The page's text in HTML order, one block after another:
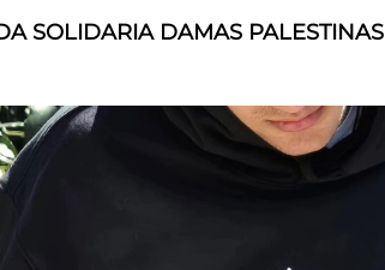
SOLIDARIA DAMAS PALESTINAS